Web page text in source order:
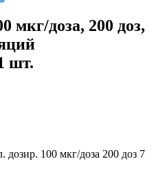
мкг/доза, 200 доз,
шт.
100 мкг/доза 200 доз 7